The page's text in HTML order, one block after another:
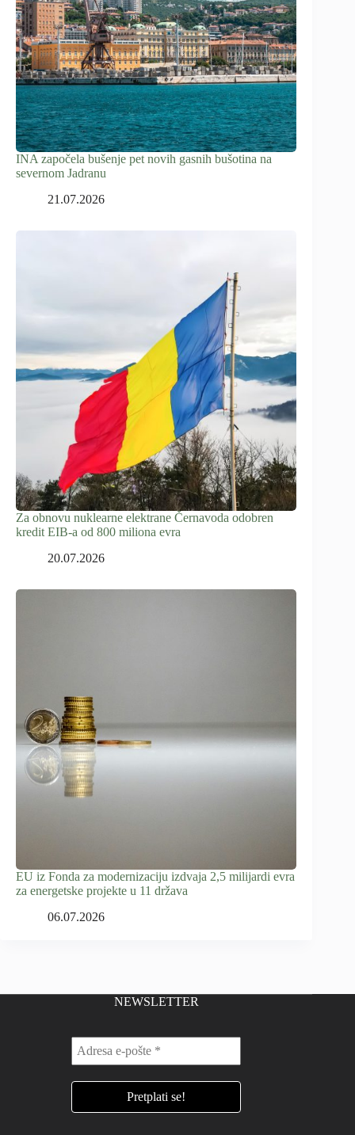
INA započela bušenje pet novih gasnih bušotina na
severnom Jadranu
21.07.2026
Za obnovu nuklearne elektrane Černavoda odobren
kredit EIB-a od 800 miliona evra
20.07.2026
EU iz Fonda za modernizaciju izdvaja 2,5 milijardi evra
za energetske projekte u 11 država
06.07.2026
NEWSLETTER